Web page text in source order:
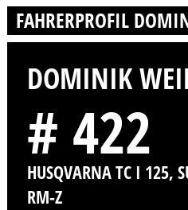
FAHRERPROFIL
DOMINIK
# 422
HUSQVARNA TC I 125,
RM-Z